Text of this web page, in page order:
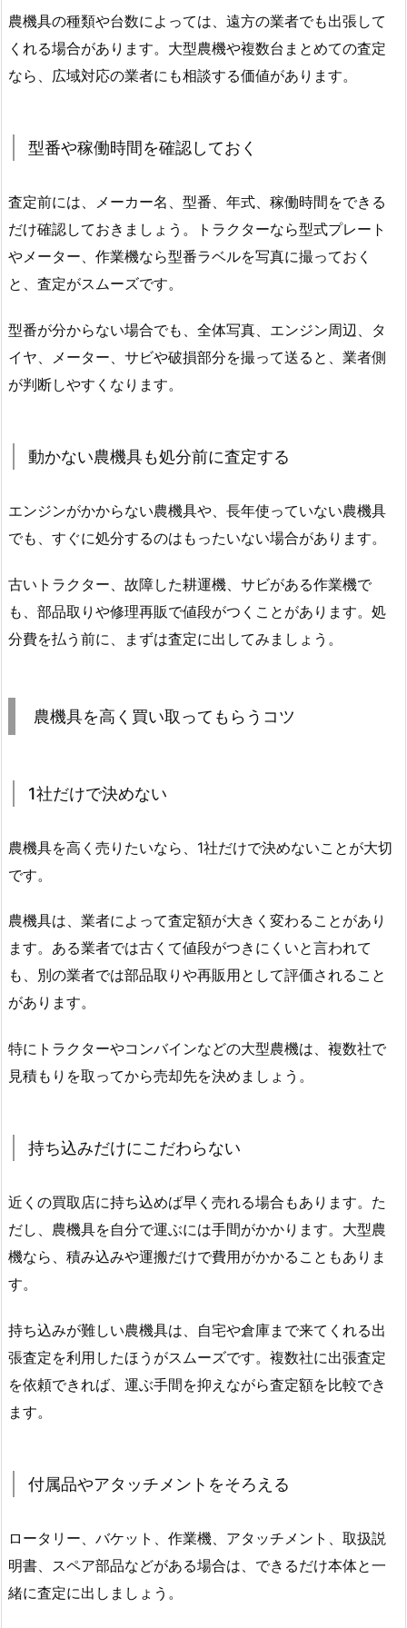
農機具の種類や台数によっては、遠方の業者でも出張して
くれる場合があります。大型農機や複数台まとめての査定
なら、広域対応の業者にも相談する価値があります。
型番や稼働時間を確認しておく
査定前には、メーカー名、型番、年式、稼働時間をできる
だけ確認しておきましょう。トラクターなら型式プレート
やメーター、作業機なら型番ラベルを写真に撮っておく
と、査定がスムーズです。
型番が分からない場合でも、全体写真、エンジン周辺、タ
イヤ、メーター、サビや破損部分を撮って送ると、業者側
が判断しやすくなります。
動かない農機具も処分前に査定する
エンジンがかからない農機具や、長年使っていない農機具
でも、すぐに処分するのはもったいない場合があります。
古いトラクター、故障した耕運機、サビがある作業機で
も、部品取りや修理再販で値段がつくことがあります。処
分費を払う前に、まずは査定に出してみましょう。
農機具を高く買い取ってもらうコツ
1社だけで決めない
農機具を高く売りたいなら、1社だけで決めないことが大切
です。
農機具は、業者によって査定額が大きく変わることがあり
ます。ある業者では古くて値段がつきにくいと言われて
も、別の業者では部品取りや再販用として評価されること
があります。
特にトラクターやコンバインなどの大型農機は、複数社で
見積もりを取ってから売却先を決めましょう。
持ち込みだけにこだわらない
近くの買取店に持ち込めば早く売れる場合もあります。た
だし、農機具を自分で運ぶには手間がかかります。大型農
機なら、積み込みや運搬だけで費用がかかることもありま
す。
持ち込みが難しい農機具は、自宅や倉庫まで来てくれる出
張査定を利用したほうがスムーズです。複数社に出張査定
を依頼できれば、運ぶ手間を抑えながら査定額を比較でき
ます。
付属品やアタッチメントをそろえる
ロータリー、バケット、作業機、アタッチメント、取扱説
明書、スペア部品などがある場合は、できるだけ本体と一
緒に査定に出しましょう。